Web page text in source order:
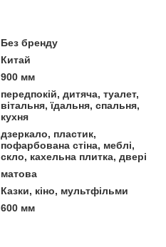
Без бренду
Китай
900 мм
передпокій, дитяча, туалет,
вітальня, їдальня, спальня,
кухня
дзеркало, пластик,
пофарбована стіна, меблі,
скло, кахельна плитка, двері
матова
Казки, кіно, мультфільми
600 мм